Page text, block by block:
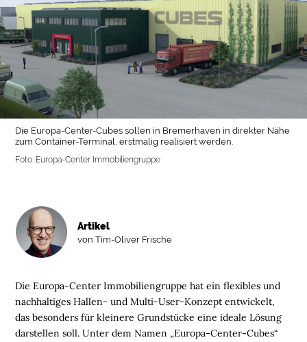
Die Europa-Center-Cubes sollen in Bremerhaven in direkter Nähe
zum Container-Terminal, erstmalig realisiert werden.
Foto: Europa-Center Immobiliengruppe
DieEuropa-Center Immobiliengruppe hat ein flexibles und
nachhaltiges Hallen- und Multi-User-Konzept entwickelt,
das besonders für kleinere Grundstücke eine ideale Lösung
darstellen soll. Unter dem Namen „Europa-Center-Cubes“
Artikel
von Tim-Oliver Frische